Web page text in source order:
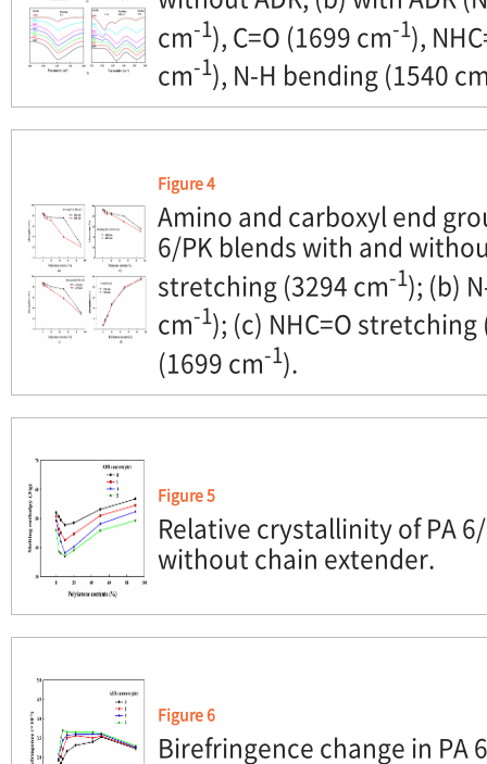
cm-1), C=O (1699 cm-1),
cm-1), N-H bending (1540
Figure 4
Amino and carboxyl end
6/PK blends with and
stretching (3294 cm-1); (b)
cm-1); (c) NHC=O stretching
(1699 cm-1).
Figure 5
Relative crystallinity of PA
without chain extender.
Figure 6
Birefringence change in PA